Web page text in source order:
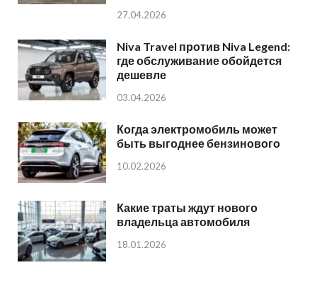
27.04.2026
Niva Travel против Niva Legend:
где обслуживание обойдется
дешевле
03.04.2026
Когда электромобиль может
быть выгоднее бензинового
10.02.2026
Какие траты ждут нового
владельца автомобиля
18.01.2026